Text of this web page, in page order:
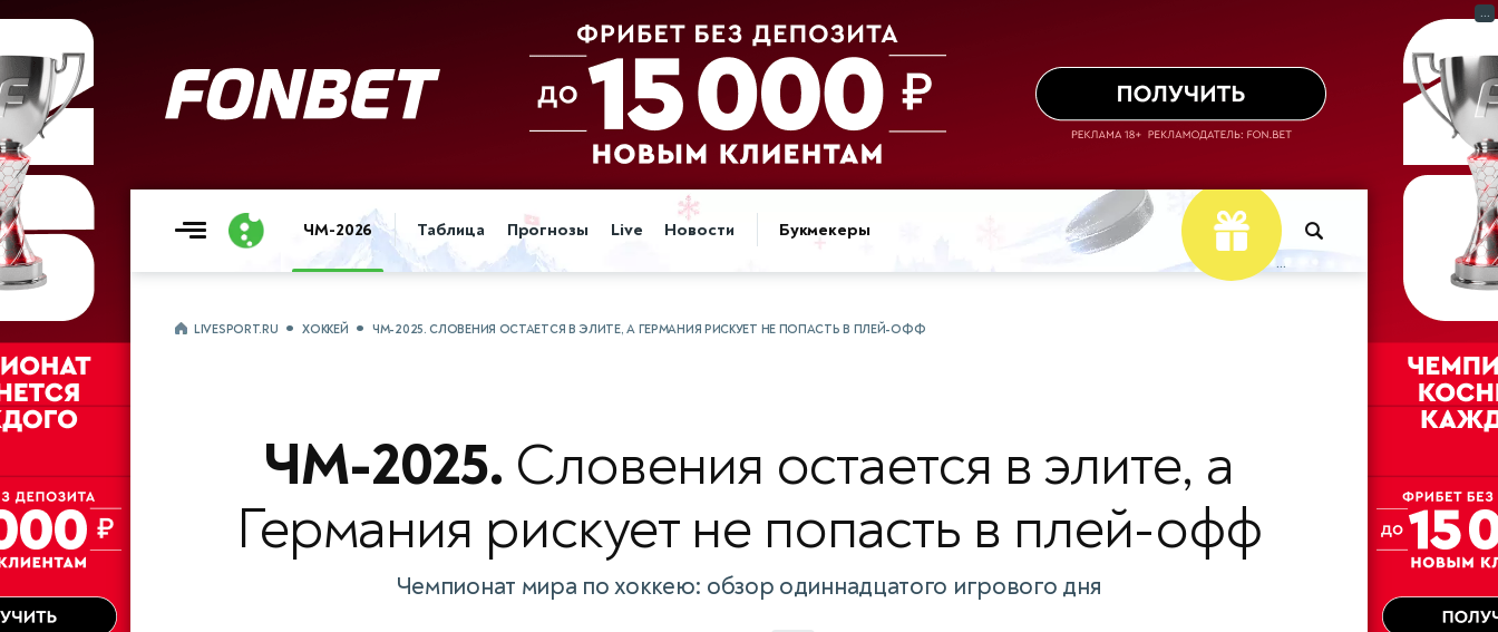
ЧМ-2026 Таблица Прогнозы Live Новости Букмекеры
...
LIVESPORT.RU ХОККЕЙ ЧМ-2025. СЛОВЕНИЯ ОСТАЕТСЯ В ЭЛИТЕ, А ГЕРМАНИЯ РИСКУЕТ НЕ ПОПАСТЬ В ПЛЕЙ-ОФФ
ЧМ-2025. Словения остается в элите, а
Германия рискует не попасть в плей-офф
Чемпионат мира по хоккею: обзор одиннадцатого игрового дня
...